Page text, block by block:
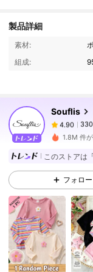
製品詳細
素材:
組成:
Souflis
4.90
r***9 は1
4.90
4.90
4.90
1.8M 件
このストアは
フォロー